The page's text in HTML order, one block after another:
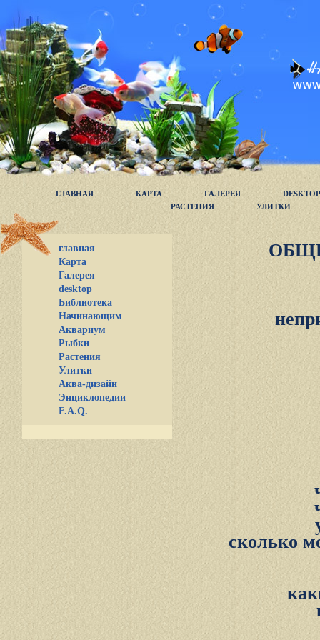
ГЛАВНАЯ КАРТА ГАЛЕРЕЯ
DESKTOP
РАСТЕНИЯ
УЛИТКИ
главная
Карта
Галерея
desktop
Библиотека
Начинающим
Аквариум
Рыбки
Растения
Улитки
Аква-дизайн
Энциклопедии
F.A.Q.
сколько